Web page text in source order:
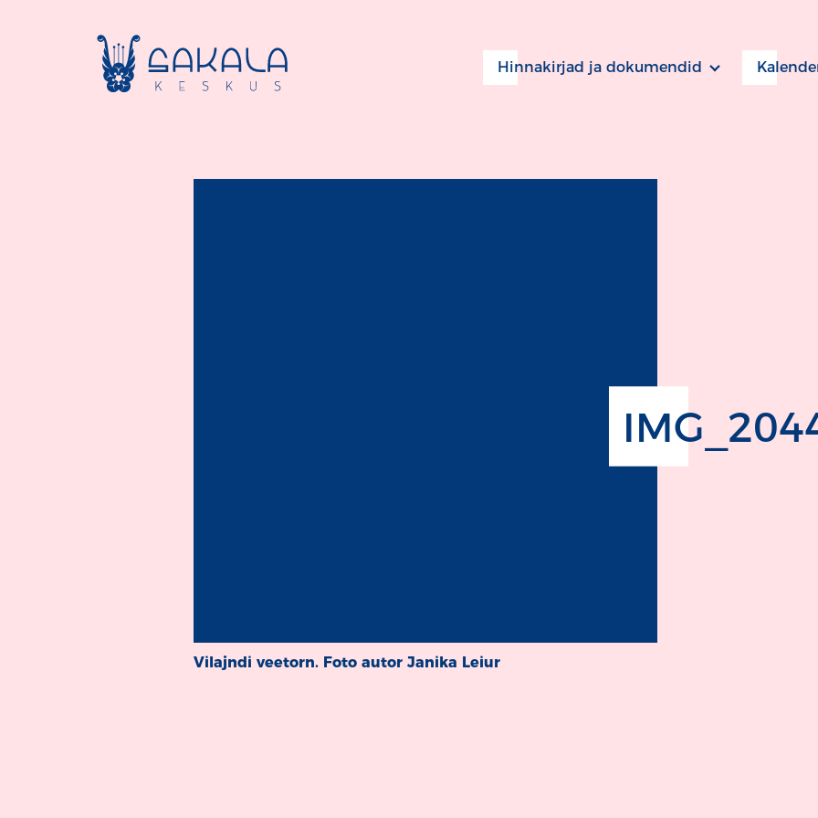
Hinnakirjad ja dokumendid
Vilajndi veetorn. Foto autor Janika Leiur